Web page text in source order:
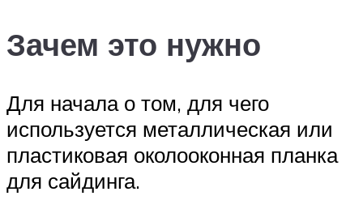
Зачем это нужно
Для начала о том, для чего
используется металлическая или
пластиковая околооконная планка
для сайдинга.